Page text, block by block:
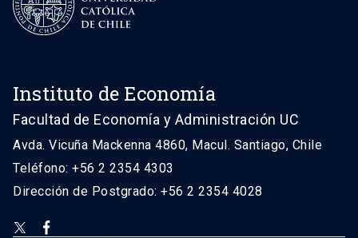
Instituto de Economía
Facultad de Economía y Administración UC
Avda. Vicuña Mackenna 4860, Macul. Santiago, Chile
Teléfono: +56 2 2354 4303
Dirección de Postgrado: +56 2 2354 4028